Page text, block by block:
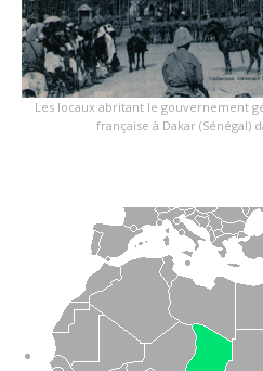
Les locaux abritant le gouvernement
française à Dakar (Sénégal)